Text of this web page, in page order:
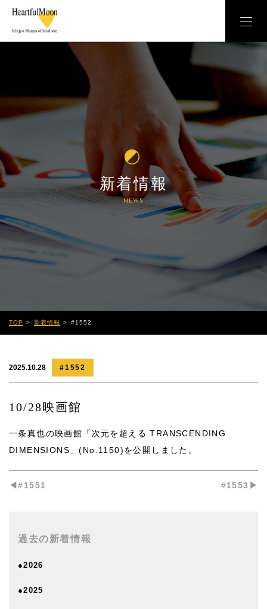
新着情報
NEWS
TOP 新着情報 #1552
2025.10.28 #1552
10/28映画館
一条真也の映画館「次元を超える TRANSCENDING
DIMENSIONS」(No.1150)を公開しました。
◀︎#1551 #1553▶︎
過去の新着情報
●2026
●2025